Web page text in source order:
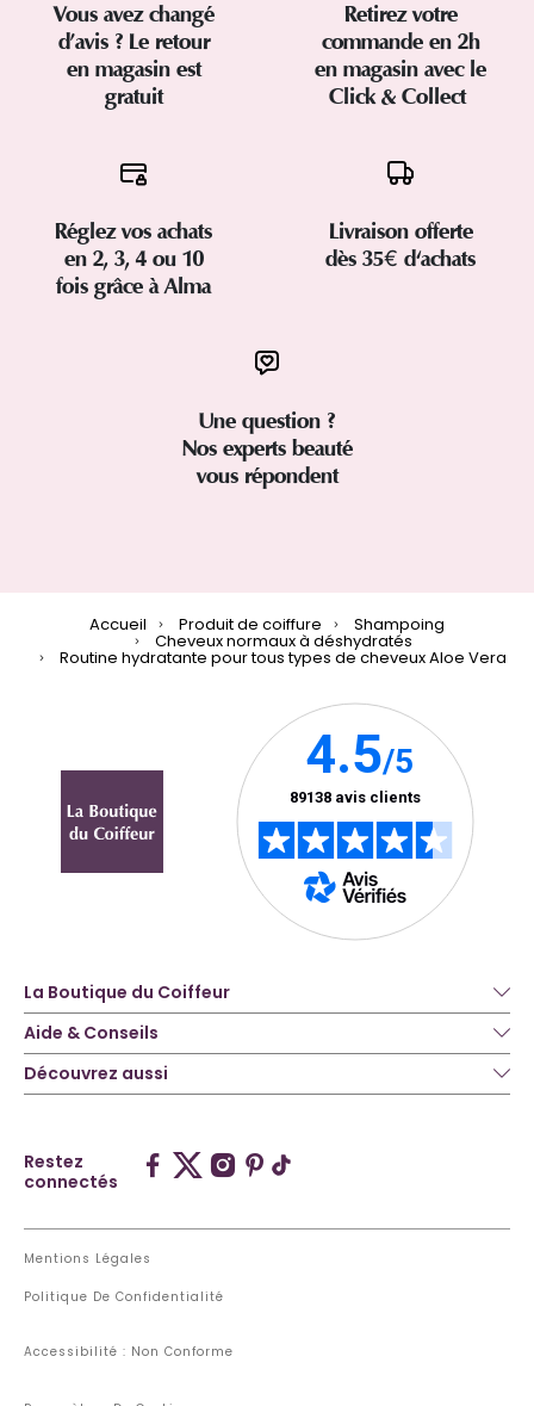
Vous avez changé
d’avis ? Le retour
en magasin est
gratuit
Retirez votre
commande en 2h
en magasin avec le
Click & Collect
Réglez vos achats
en 2, 3, 4 ou 10
fois grâce à Alma
Livraison offerte
dès 35€ d'achats
Une question ?
Nos experts beauté
vous répondent
Accueil Produit de coiffure Shampoing
Cheveux normaux à déshydratés
Routine hydratante pour tous types de cheveux Aloe Vera
La Boutique du Coiffeur
Aide & Conseils
Découvrez aussi
Restez
connectés
Mentions Légales
Politique De Confidentialité
Accessibilité : Non Conforme